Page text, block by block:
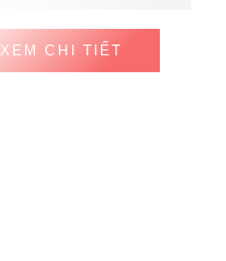
XEM CHI TIẾT